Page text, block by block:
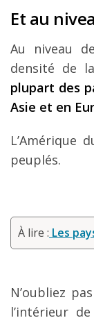
Et au
Au niveau
densité de
plupart des
Asie et en
L’Amérique
peuplés.
À lire : Les
N’oubliez
l’intérieur